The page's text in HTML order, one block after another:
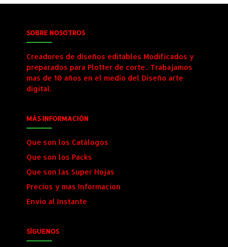
SOBRE NOSOTROS
Creadores de diseños editables Modificados y
preparados para Plotter de corte.. Trabajamos
mas de 10 años en el medio del Diseño arte
digital.
MÁS INFORMACIÓN
Que son los Catálogos
Que son los Packs
Que son las Super Hojas
Precios y mas Informacion
Envio al Instante
SÍGUENOS